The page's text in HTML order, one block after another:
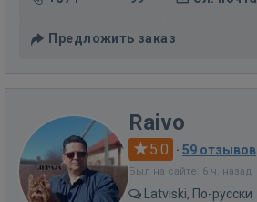
Предложить заказ
Raivo
5.0 · 59 отзывов
Был на сайте: 6 ч. назад
Latviski, По-русски